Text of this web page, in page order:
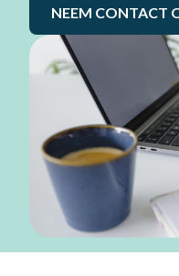
NEEM CONTACT